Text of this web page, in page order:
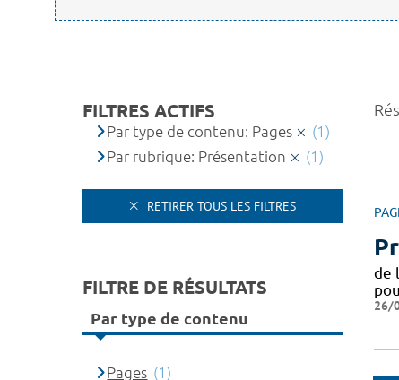
de
26/
FILTRES ACTIFS
Par type de contenu: Pages
(1)
Par rubrique: Présentation
(1)
RETIRER TOUS LES FILTRES
FILTRE DE RÉSULTATS
Par type de contenu
Pages (1)